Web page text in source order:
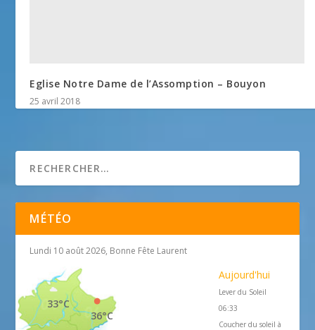
Eglise Notre Dame de l’Assomption – Bouyon
25 avril 2018
MÉTÉO
Lundi 10 août 2026, Bonne Fête Laurent
36°C
33°C
Aujourd'hui
Lever du Soleil
06:33
Coucher du soleil à